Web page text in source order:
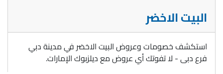
البيت الاخضر
استكشف خصومات وعروض البيت الاخضر في مدينة دبي
فرع دبى - لا تفوتك أي عروض مع ديلزبوك الإمارات.